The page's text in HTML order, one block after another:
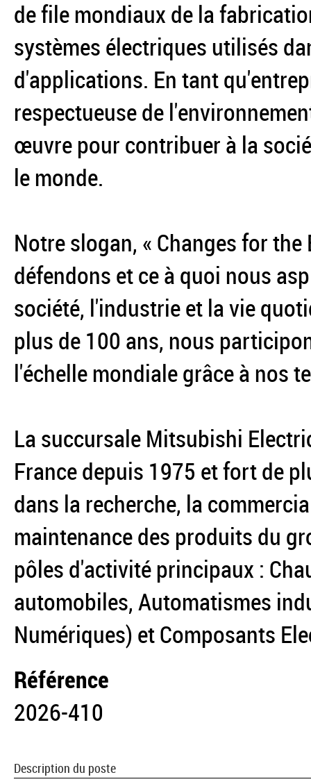
de file mondiaux de la
systèmes électriques utilisés
d'applications. En tant
respectueuse de
œuvre pour contribuer à la
le monde.
Notre slogan, « Changes for
défendons et ce à quoi nous
société, l'industrie et la vie
plus de 100 ans, nous
l'échelle mondiale grâce à nos
La succursale Mitsubishi
France depuis 1975 et fort de
dans la recherche, la
maintenance des produits du
pôles d'activité principaux :
automobiles, Automatismes
Numériques) et Composants
Référence
2026-410
Description du poste